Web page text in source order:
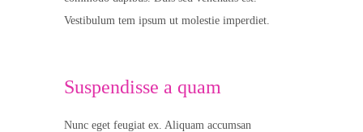
Vestibulum tem ipsum ut molestie imperdiet.
Suspendisse a quam
Nunc eget feugiat ex. Aliquam accumsan